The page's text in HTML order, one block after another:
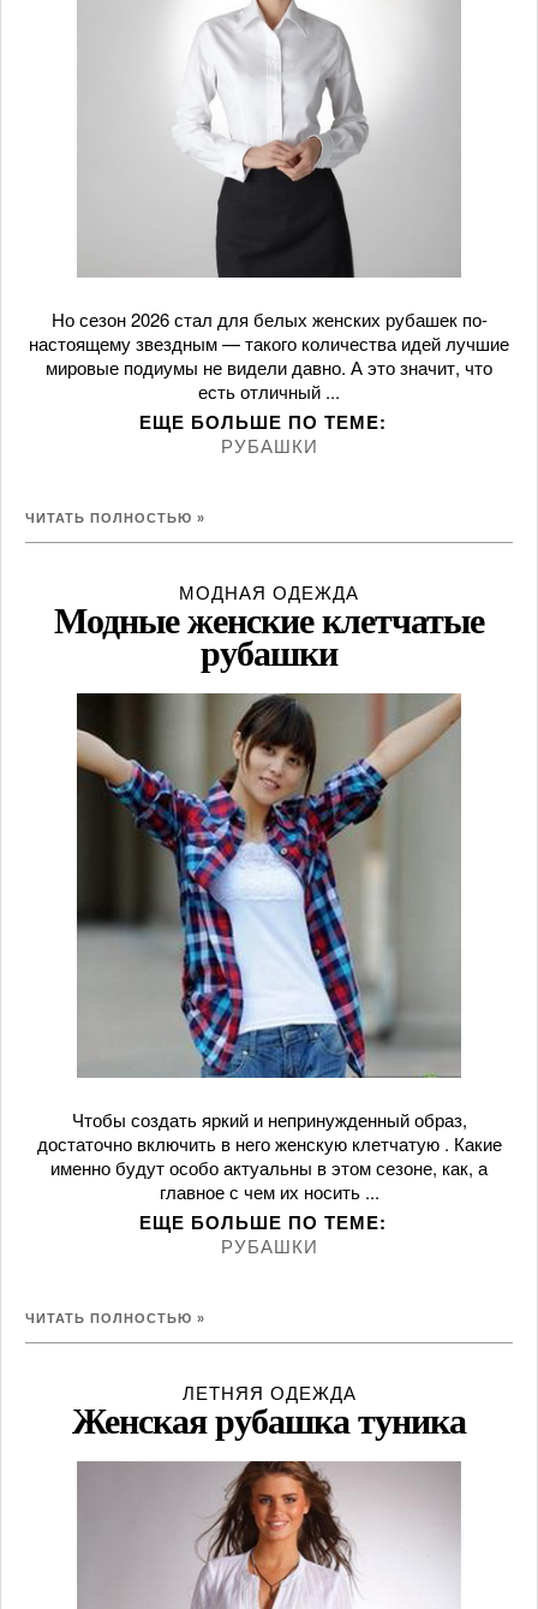
Но сезон 2026 стал для белых женских рубашек по-
настоящему звездным — такого количества идей лучшие
мировые подиумы не видели давно. А это значит, что
есть отличный ...
ЕЩЕ БОЛЬШЕ ПО ТЕМE:
РУБАШКИ
ЧИТАТЬ ПОЛНОСТЬЮ »
МОДНАЯ ОДЕЖДА
Модные женские клетчатые
рубашки
Чтобы создать яркий и непринужденный образ,
достаточно включить в него женскую клетчатую . Какие
именно будут особо актуальны в этом сезоне, как, а
главное с чем их носить ...
ЕЩЕ БОЛЬШЕ ПО ТЕМE:
РУБАШКИ
ЧИТАТЬ ПОЛНОСТЬЮ »
ЛЕТНЯЯ ОДЕЖДА
Женская рубашка туника